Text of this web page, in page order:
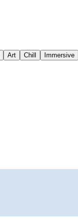
Art Chill Immersive